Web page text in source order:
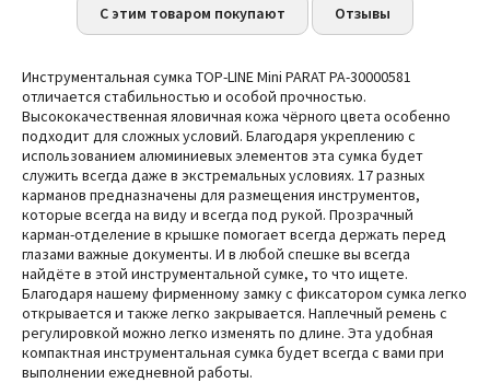
С этим товаром покупают Отзывы
Инструментальная сумка TOP-LINE Mini PARAT PA-30000581
отличается стабильностью и особой прочностью.
Высококачественная яловичная кожа чёрного цвета особенно
подходит для сложных условий. Благодаря укреплению с
использованием алюминиевых элементов эта сумка будет
служить всегда даже в экстремальных условиях. 17 разных
карманов предназначены для размещения инструментов,
которые всегда на виду и всегда под рукой. Прозрачный
карман-отделение в крышке помогает всегда держать перед
глазами важные документы. И в любой спешке вы всегда
найдёте в этой инструментальной сумке, то что ищете.
Благодаря нашему фирменному замку с фиксатором сумка легко
открывается и также легко закрывается. Наплечный ремень с
регулировкой можно легко изменять по длине. Эта удобная
компактная инструментальная сумка будет всегда с вами при
выполнении ежедневной работы.